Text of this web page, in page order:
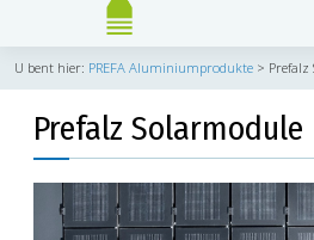
U bent hier: PREFA Aluminiumprodukte >
Prefalz Solarmodule